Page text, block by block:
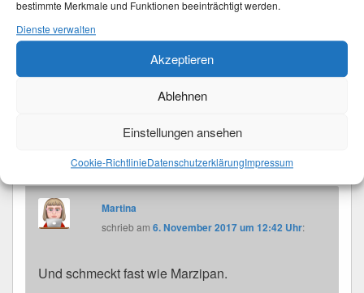
bestimmte Merkmale und Funktionen beeinträchtigt werden.
Dienste verwalten
Akzeptieren
Ablehnen
Einstellungen ansehen
Cookie-RichtlinieDatenschutzerklärungImpressum
backen, Kuchen,Mandelkuchen,Mandeln,nachgebacken
Mehl, Rezeptverschlagwortet. Setze ein Lesezeichen für den
Permalink.
3 Antworten auf „Mandelkuchen vom Feinsten –
am5. November 2017 um 16:34 Uhr
Und ganz ohne Mehl, dafür 8 Eier.
Martina
schriebam6. November 2017 um 12:42 Uhr:
Und schmeckt fast wie Marzipan.